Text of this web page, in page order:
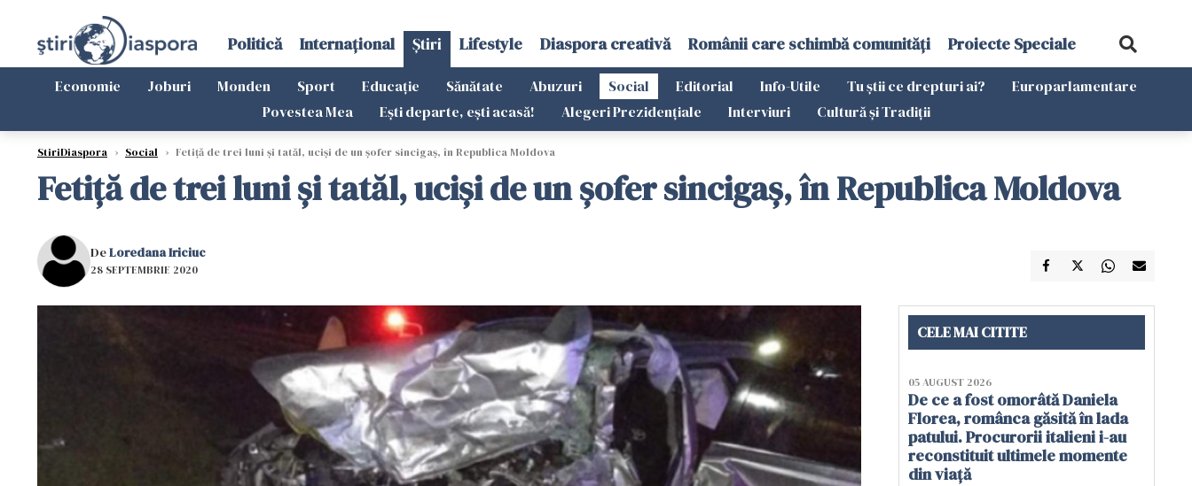
Politică Internațional Știri Lifestyle Diaspora creativă Românii care schimbă comunități Proiecte Speciale
Economie Joburi Monden Sport Educație Sănătate Abuzuri Social Editorial Info-Utile Tu știi ce drepturi ai?
Europarlamentare
Povestea Mea
Ești departe, ești acasă! Alegeri Prezidențiale Interviuri Cultură și Tradiții
StiriDiaspora › Social › Fetiță de trei luni și tatăl, uciși de un șofer sincigaș, în Republica Moldova
Fetiță de trei luni și tatăl, uciși de un șofer sincigaș, în Republica Moldova
DeLoredana Iriciuc
28 SEPTEMBRIE 2020
CELE MAI CITITE
05 AUGUST 2026
De ce a fost omorâtă Daniela
Florea, românca găsită în lada
patului. Procurorii italieni i-au
reconstituit ultimele momente
din viață